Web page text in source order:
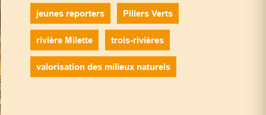
jeunes reporters Piliers Verts
rivière Milette trois-rivières
valorisation des milieux naturels